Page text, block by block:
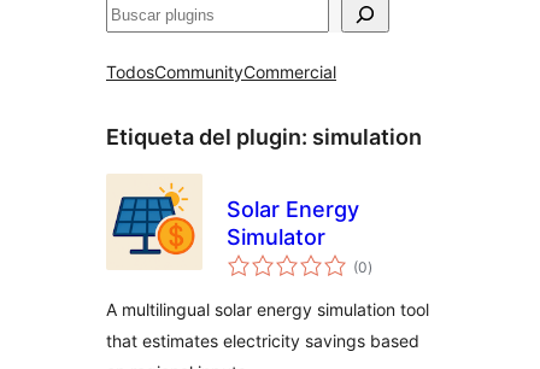
Buscar
TodosCommunityCommercial
Etiqueta del plugin: simulation
Solar Energy
Simulator
(0total
de
)
A multilingual solar energy simulation tool
that estimates electricity savings based